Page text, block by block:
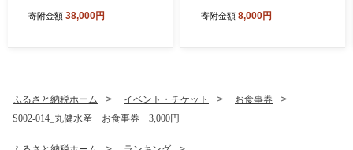
約2.3kg
寄附金額 38,000円 寄附金額 8,000円
ふるさと納税ホーム イベント・チケット
お食事券
S002-014_丸健水産 お食事券 3,000円